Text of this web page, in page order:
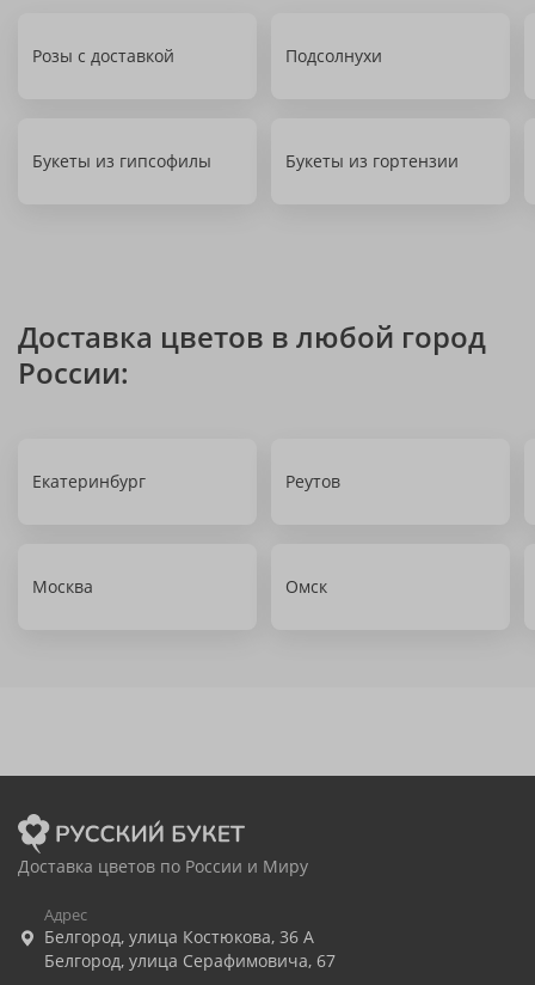
Розы с доставкой Подсолнухи
Букеты из гипсофилы Букеты из гортензии
Доставка цветов в любой город
России:
Екатеринбург Реутов
Москва Омск
Доставка цветов по России и Миру
Адрес
Белгород, улица Костюкова, 36 А
Белгород, улица Серафимовича, 67